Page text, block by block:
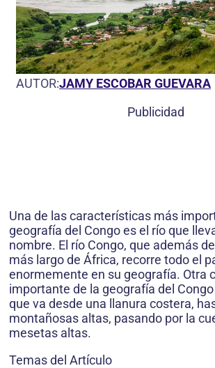
AUTOR:JAMY ESCOBAR GUEVARA
Publicidad
Una de las características más
geografía del Congo es el río que
nombre. El río Congo, que además
más largo de África, recorre todo el
enormemente en su geografía. Otra
importante de la geografía del
que va desde una llanura costera,
montañosas altas, pasando por la
mesetas altas.
Temas del Artículo